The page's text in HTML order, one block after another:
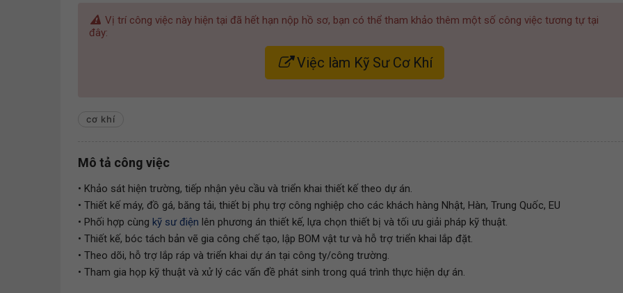
Vị trí công việc này hiện tại đã hết hạn nộp hồ sơ, bạn có thể tham khảo thêm một số công việc tương tự tại
đây:
Việc làm Kỹ Sư Cơ Khí
cơ khí
Mô tả công việc
• Khảo sát hiện trường, tiếp nhận yêu cầu và triển khai thiết kế theo dự án.
• Thiết kế máy, đồ gá, băng tải, thiết bị phụ trợ công nghiệp cho các khách hàng Nhật, Hàn, Trung Quốc, EU
• Phối hợp cùng kỹ sư điện lên phương án thiết kế, lựa chọn thiết bị và tối ưu giải pháp kỹ thuật.
• Thiết kế, bóc tách bản vẽ gia công chế tạo, lập BOM vật tư và hỗ trợ triển khai lắp đặt.
• Theo dõi, hỗ trợ lắp ráp và triển khai dự án tại công ty/công trường.
• Tham gia họp kỹ thuật và xử lý các vấn đề phát sinh trong quá trình thực hiện dự án.